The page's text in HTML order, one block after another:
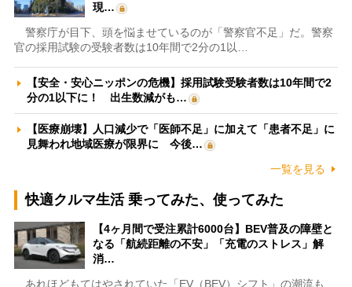
現…
警察庁が目下、頭を悩ませているのが「警察官不足」だ。警察
官の採用試験の受験者数は10年間で2分の1以…
【安全・安心ニッポンの危機】採用試験受験者数は10年間で2
分の1以下に！ 出生数減がも…
【医療崩壊】人口減少で「医師不足」に加えて「患者不足」に
見舞われ地域医療が限界に 今後…
一覧を見る
快適クルマ生活 乗ってみた、使ってみた
【4ヶ月間で受注累計6000台】BEV普及の障壁と
なる「航続距離の不安」「充電のストレス」解
消…
あれほどもてはやされていた「EV（BEV）シフト」の潮流も、